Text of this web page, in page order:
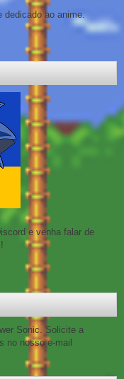
dedicado ao anime.
e venha falar de
Sonic. Solicite a
no nosso e-mail